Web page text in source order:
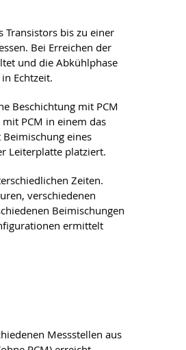
Transistors bis zu einer
Bei Erreichen der
und die Abkühlphase
Echtzeit.
Beschichtung mit PCM
PCM in einem das
eines
Leiterplatte platziert.
Zeiten.
verschiedenen
Beimischungen
ermittelt
Messstellen aus